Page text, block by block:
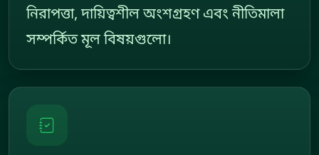
নিরাপত্তা, দায়িত্বশীল অংশগ্রহণ এবং নীতিমালা
সম্পর্কিত মূল বিষয়গুলো।